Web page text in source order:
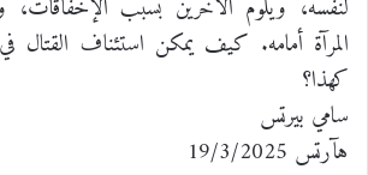
لنفسه، ويلوم الآخرين بسبب الإخفاقات،
المرآة أمامه. كيف يمكن استئناف
كهذا؟
سامي بيرتس
هآرتس 19/3/2025